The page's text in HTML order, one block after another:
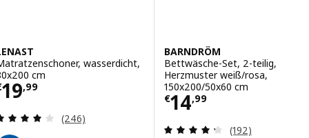
wasserdicht,
cm
19,99€ 19,99
Überprüfung: 4.1 aus 5 sterne. Bewertungen
(246)
BARNDRÖM
Bettwäsche-Set, 2-teilig,
Herzmuster weiß/rosa,
150x200/50x60 cm
€14,99
Preis € 14,99
Überprüfung:
(192)